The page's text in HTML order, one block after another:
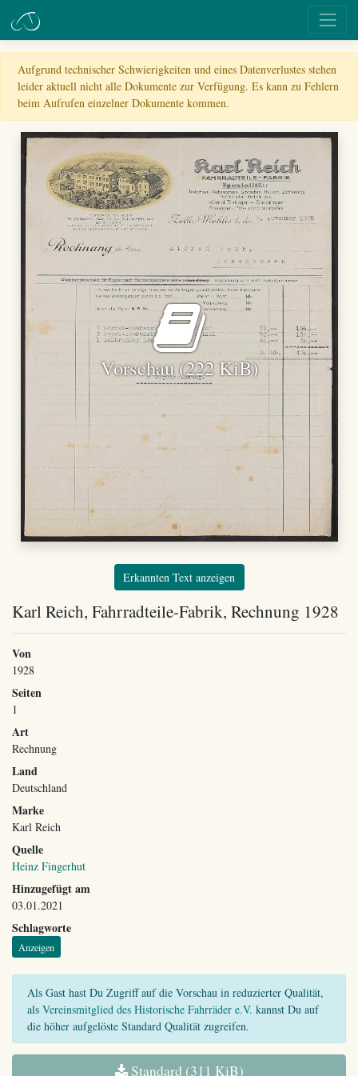
Aufgrund technischer Schwierigkeiten und eines Datenverlustes stehen
leider aktuell nicht alle Dokumente zur Verfügung. Es kann zu Fehlern
beim Aufrufen einzelner Dokumente kommen.
Vorschau (222 KiB)
Erkannten Text anzeigen
Karl Reich, Fahrradteile-Fabrik, Rechnung 1928
Von
1928
Seiten
1
Art
Rechnung
Land
Deutschland
Marke
Karl Reich
Quelle
Heinz Fingerhut
Hinzugefügt am
03.01.2021
Schlagworte
Anzeigen
Als Gast hast Du Zugriff auf die Vorschau in reduzierter Qualität,
als Vereinsmitglied des Historische Fahrräder e.V. kannst Du auf
die höher aufgelöste Standard Qualität zugreifen.
Standard (311 KiB)